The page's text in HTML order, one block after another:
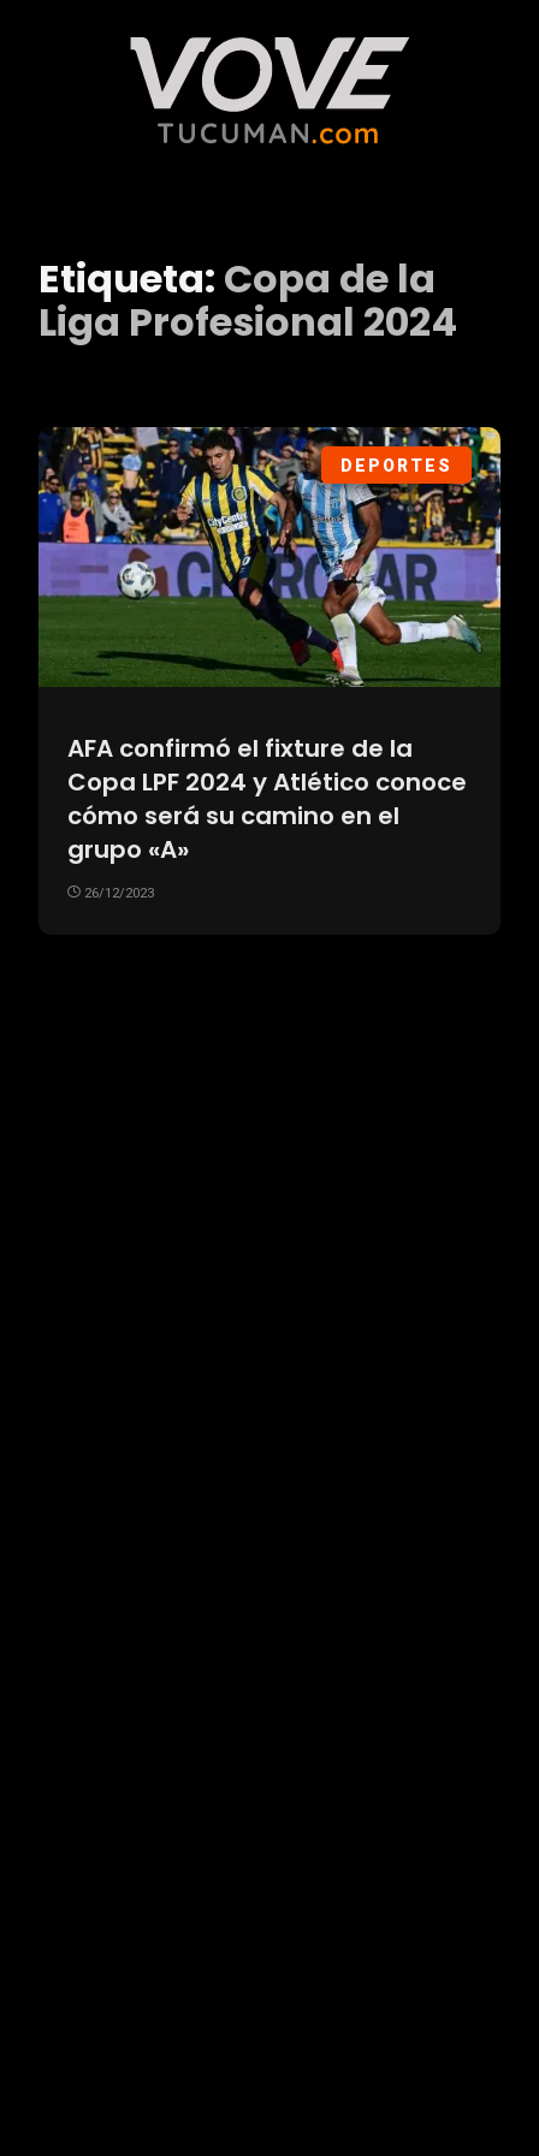
Etiqueta: Copa de la
Liga Profesional 2024
DEPORTES
AFA confirmó el fixture de la
Copa LPF 2024 y Atlético conoce
cómo será su camino en el
grupo «A»
26/12/2023